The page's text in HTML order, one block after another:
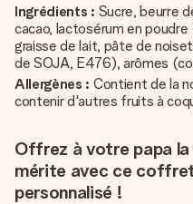
Ingrédients : Sucre, beurre
cacao, lactosérum en
graisse de lait, pâte de
de SOJA, E476), arômes
Allergènes : Contient de la
contenir d'autres fruits à
Offrez à votre papa
mérite avec ce
personnalisé !